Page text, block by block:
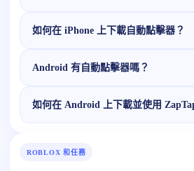
如何在 iPhone 上下載自動點擊器？
Android 有自動點擊器嗎？
如何在 Android 上下載並使用
ROBLOX 和任務